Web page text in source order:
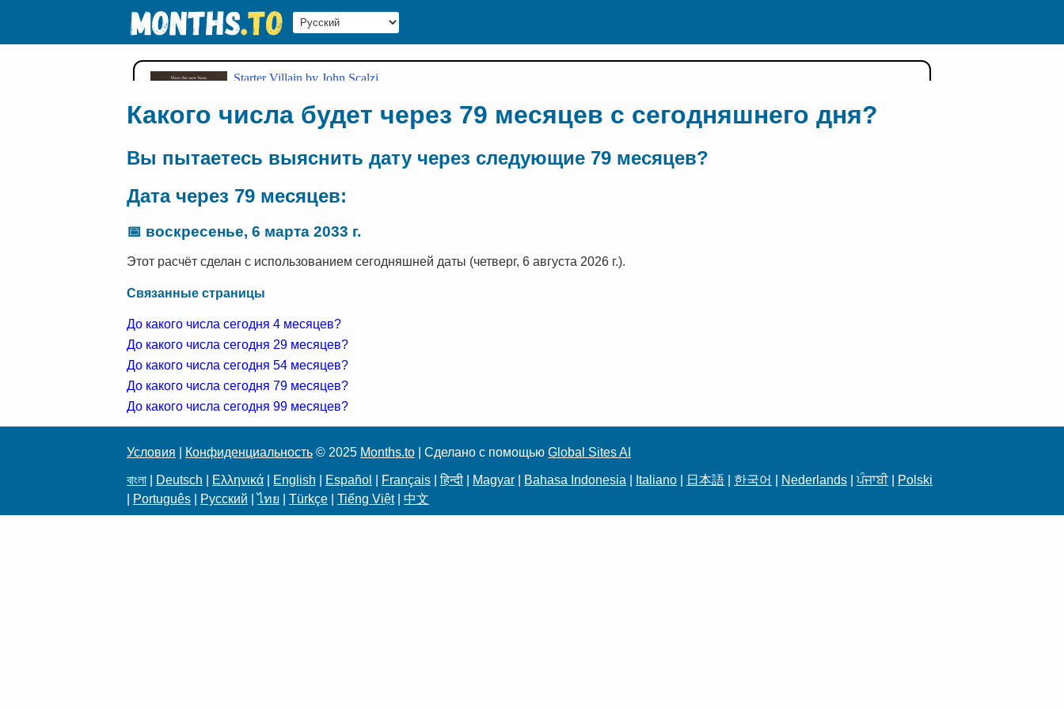
Какого числа будет через 79 месяцев с сегодняшнего дня?
Вы пытаетесь выяснить дату через следующие 79 месяцев?
Дата через 79 месяцев:
📅 воскресенье, 6 марта 2033 г.
Этот расчёт сделан с использованием сегодняшней даты (четверг, 6 августа 2026 г.).
Связанные страницы
До какого числа сегодня 4 месяцев?
До какого числа сегодня 29 месяцев?
До какого числа сегодня 54 месяцев?
До какого числа сегодня 79 месяцев?
До какого числа сегодня 99 месяцев?
Условия Конфиденциальность © 2025 Months.to | Сделано с помощью Global Sites AI
বাংলা Deutsch Ελληνικά English Español Français |हिन्दी Magyar Bahasa Indonesia Italiano 日本語 한국어 Nederlands |ਪੰਜਾਬੀ|
Polski
Português Русский |ไทย Türkçe Tiếng Việt| 中文